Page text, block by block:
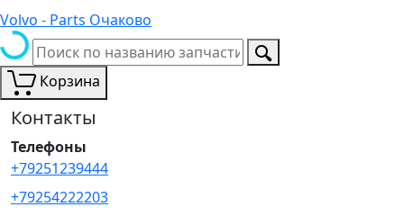
Volvo - Parts Очаково
Корзина
Контакты
Телефоны
+79251239444
+79254222203